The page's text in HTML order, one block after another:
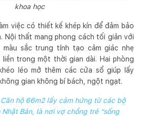
khoa học
việc có thiết kế khép kín để đảm bảo
Nội thất mang phong cách tối giản với
màu sắc trung tính tạo cảm giác nhẹ
liền trong một thời gian dài. Hai phòng
léo mở thêm các cửa sổ giúp lấy
gian không bí bách, ngột ngạt.
Căn hộ 66m2 lấy cảm hứng từ các bộ
Bản, là nơi vợ chồng trẻ “sống